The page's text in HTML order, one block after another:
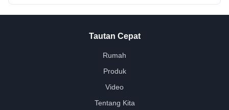
Tautan Cepat
Rumah
Produk
Video
Tentang Kita